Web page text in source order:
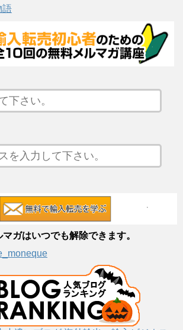
語
ガはいつでも解除できます。